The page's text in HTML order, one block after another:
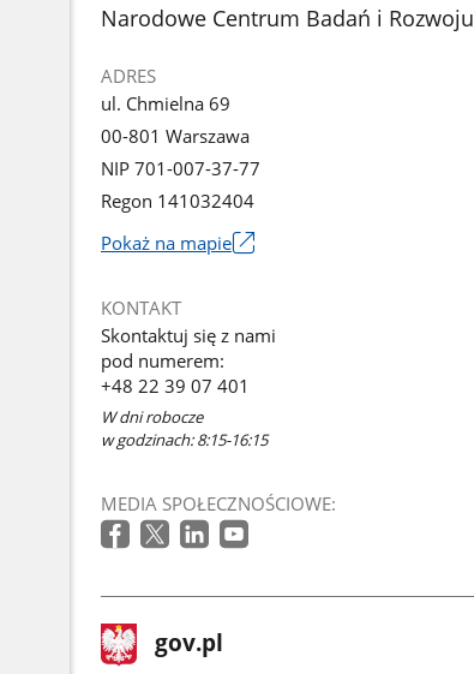
stopka
Narodowe Centrum Badań i Rozwoju
ADRES
ul. Chmielna 69
00-801 Warszawa
NIP 701-007-37-77
Regon 141032404
Pokaż na mapie
się
w
nowym
oknie
KONTAKT
Skontaktuj się z nami
pod numerem:
+48 22 39 07 401
W dni robocze
w godzinach: 8:15-16:15
MEDIA SPOŁECZNOŚCIOWE:
stopka
gov.pl Strona
gov.pl